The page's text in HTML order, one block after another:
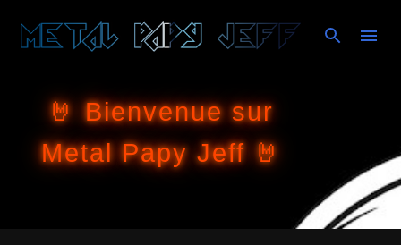
Accéder au contenu principal
🤘 Bienvenue sur
Metal Papy Jeff 🤘